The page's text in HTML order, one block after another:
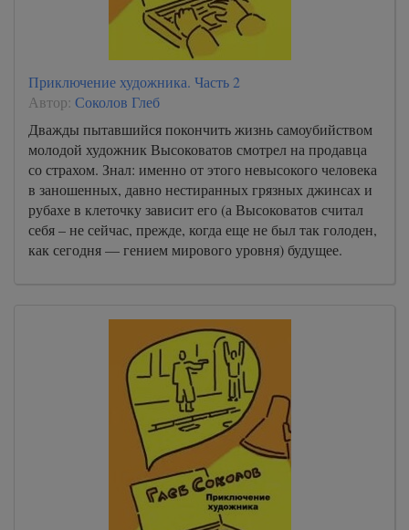
Приключение художника. Часть 2
Автор: Соколов Глеб
Дважды пытавшийся покончить жизнь самоубийством
молодой художник Высоковатов смотрел на продавца
со страхом. Знал: именно от этого невысокого человека
в заношенных, давно нестиранных грязных джинсах и
рубахе в клеточку зависит его (а Высоковатов считал
себя – не сейчас, прежде, когда еще не был так голоден,
как сегодня — гением мирового уровня) будущее.